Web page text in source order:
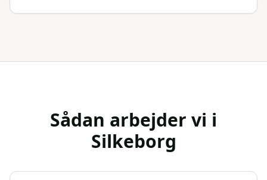
Sådan arbejder vi i
Silkeborg